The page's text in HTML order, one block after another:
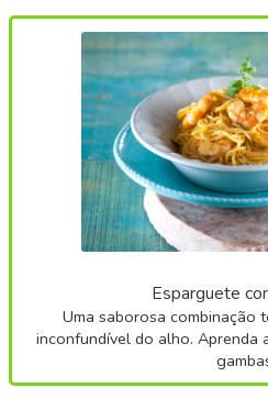
Esparguete
Uma saborosa combinação
inconfundível do alho. Aprenda